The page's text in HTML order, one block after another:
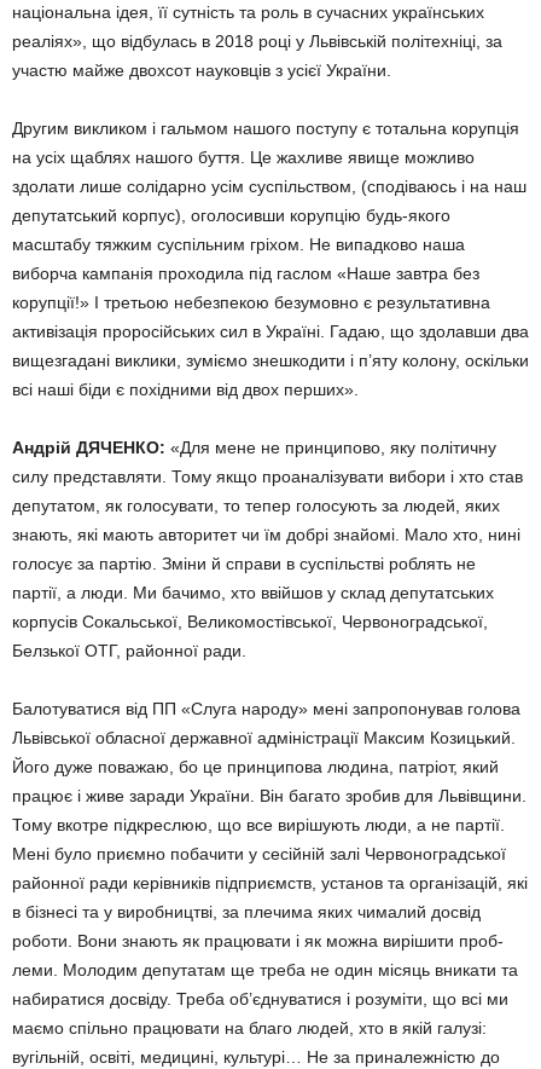
національна ідея, її сутність та роль в сучасних україн­ських
реаліях», що відбулась в 2018 році у Львівській політех­ніці, за
участю майже двохсот науковців з усієї України.
Другим викликом і гальмом на­шого поступу є тотальна корупція
на усіх щаблях нашого буття. Це жахливе явище можливо
здолати лише солідарно усім суспільством, (сподіваюсь і на наш
депутатський корпус), оголосивши корупцію будь-якого
масштабу тяжким сус­пільним гріхом. Не випадково наша
виборча кампанія проходила під гаслом «Наше завтра без
коруп­ції!» І третьою небезпекою безу­мовно є результативна
активізація проросійських сил в Україні. Гадаю, що здолавши два
вищезгадані виклики, зуміємо знешкодити і п’яту колону, оскільки
всі наші біди є похідними від двох перших».
Андрій ДЯЧЕНКО: «Для мене не принципово, яку політичну
силу представляти. Тому якщо проана­лізувати вибори і хто став
депута­том, як голосувати, то тепер голо­сують за людей, яких
знають, які мають авторитет чи їм добрі знайо­мі. Мало хто, нині
голосує за пар­тію. Зміни й справи в суспільстві роблять не
партії, а люди. Ми бачи­мо, хто ввійшов у склад депутат­ських
корпусів Сокальської, Вели­комостівської, Червоноградської,
Белзької ОТГ, районної ради.
Балотуватися від ПП «Слуга народу» мені запропонував голова
Львівської обласної державної адміністрації Максим Козицький.
Його дуже поважаю, бо це принци­пова людина, патріот, який
працює і живе заради України. Він багато зробив для Львівщини.
Тому вкот­ре підкреслюю, що все вирішують люди, а не партії.
Мені було при­ємно побачити у сесійній залі Червоноградської
районної ради керівників підприємств, установ та організацій, які
в бізнесі та у вироб­ництві, за плечима яких чималий досвід
роботи. Вони знають як пра­цювати і як можна вирішити проб­
леми. Молодим депутатам ще треба не один місяць вникати та
наби­ратися досвіду. Треба об’єднуватися і розуміти, що всі ми
маємо спільно працювати на благо людей, хто в якій галузі:
вугільній, освіті, меди­цині, культурі… Не за приналеж­ністю до